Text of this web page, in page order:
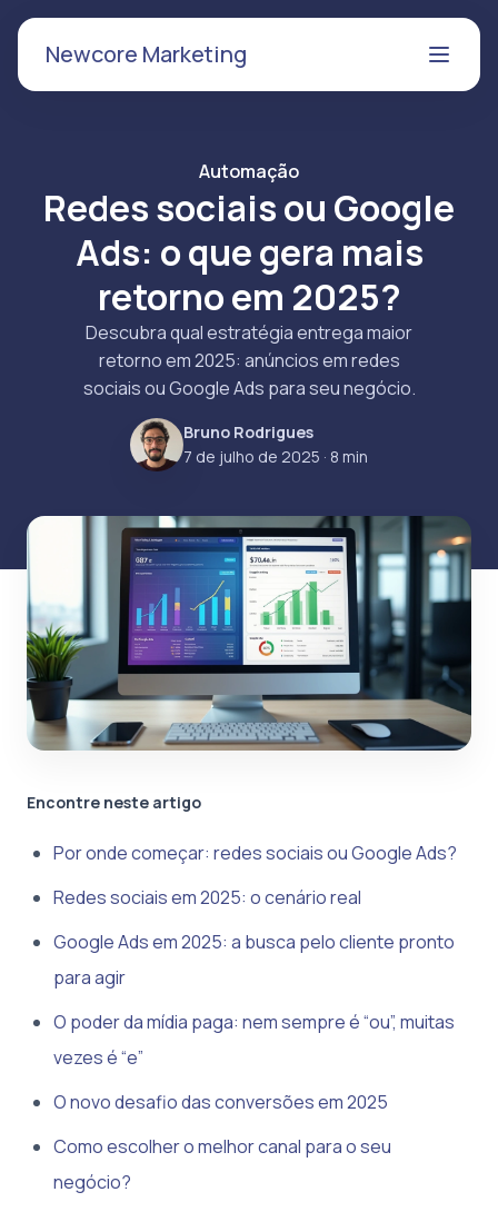
Newcore Marketing
Automação
Redes sociais ou Google
Ads: o que gera mais
retorno em 2025?
Descubra qual estratégia entrega maior
retorno em 2025: anúncios em redes
sociais ou Google Ads para seu negócio.
Bruno Rodrigues
7 de julho de 2025 · 8 min
Encontre neste artigo
Por onde começar: redes sociais ou Google Ads?
Redes sociais em 2025: o cenário real
Google Ads em 2025: a busca pelo cliente pronto
para agir
O poder da mídia paga: nem sempre é “ou”, muitas
vezes é “e”
O novo desafio das conversões em 2025
Como escolher o melhor canal para o seu
negócio?